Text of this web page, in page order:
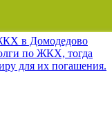
в Домодедово
по ЖКХ, тогда
для их погашения.